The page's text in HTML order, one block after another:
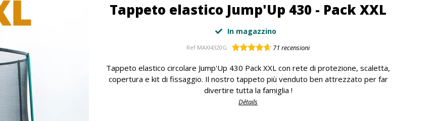
Tappeto elastico Jump'Up 430 - Pack XXL
In magazzino
Ref MAXI4320G 71 recensioni
Tappeto elastico circolare Jump'Up 430 Pack XXL con rete di protezione, scaletta,
copertura e kit di fissaggio. Il nostro tappeto più venduto ben attrezzato per far
divertire tutta la famiglia !
Détails